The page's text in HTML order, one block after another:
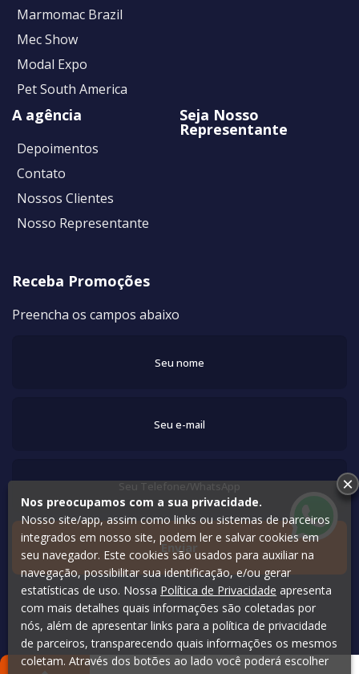
Marmomac Brazil
Mec Show
Modal Expo
Pet South America
A agência
Depoimentos
Contato
Nossos Clientes
Nosso Representante
Seja Nosso
Representante
Receba Promoções
Preencha os campos abaixo
Nos preocupamos com a sua privacidade.
Nosso site/app, assim como links ou sistemas de parceiros
integrados em nosso site, podem ler e salvar cookies em
seu navegador. Este cookies são usados para auxiliar na
navegação, possibilitar sua identificação, e/ou gerar
estatísticas de uso. Nossa Política de Privacidade apresenta
com mais detalhes quais informações são coletadas por
nós, além de apresentar links para a política de privacidade
de parceiros, transparecendo quais informações os mesmos
coletam. Através dos botões ao lado você poderá escolher
×